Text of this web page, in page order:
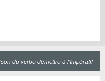
du verbe démettre à l'Impératif